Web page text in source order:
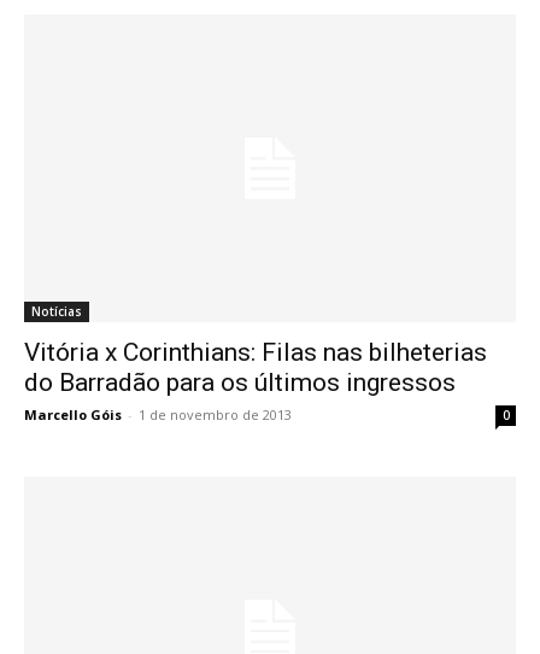
Notícias
Vitória x Corinthians: Filas nas bilheterias
do Barradão para os últimos ingressos
Marcello Góis - 1 de novembro de 2013 0